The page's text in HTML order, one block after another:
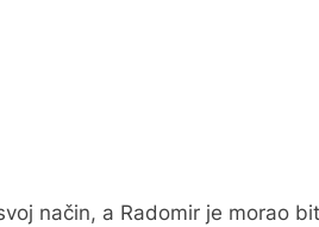
način, a Radomir je morao